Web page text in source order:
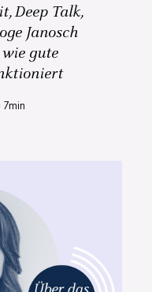
Deep Talk,
Janosch
gute
7